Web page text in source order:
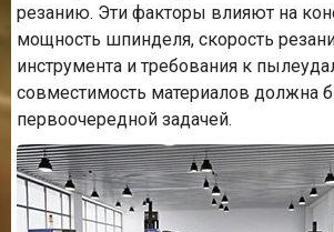
резанию. Эти факторы влияют на
мощность шпинделя, скорость
инструмента и требования к
совместимость материалов должна
первоочередной задачей.